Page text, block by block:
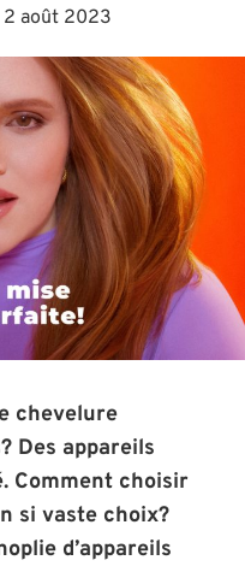
2 août 2023
chevelure
Des appareils
Comment choisir
si vaste choix?
d’appareils